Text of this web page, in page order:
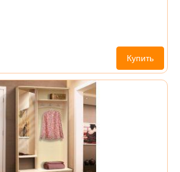
Купить